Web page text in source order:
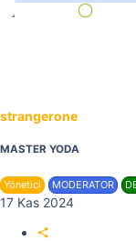
strangerone
MASTER YODA
Yönetici MODERATOR
17 Kas 2024